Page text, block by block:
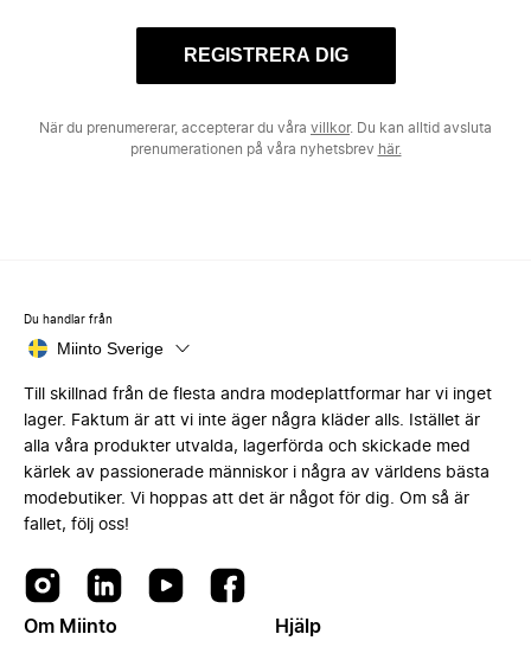
REGISTRERA DIG
När du prenumererar, accepterar du våra villkor. Du kan alltid avsluta
prenumerationen på våra nyhetsbrev här.
Du handlar från
Miinto Sverige
Till skillnad från de flesta andra modeplattformar har vi inget
lager. Faktum är att vi inte äger några kläder alls. Istället är
alla våra produkter utvalda, lagerförda och skickade med
kärlek av passionerade människor i några av världens bästa
modebutiker. Vi hoppas att det är något för dig. Om så är
fallet, följ oss!
Om Miinto Hjälp